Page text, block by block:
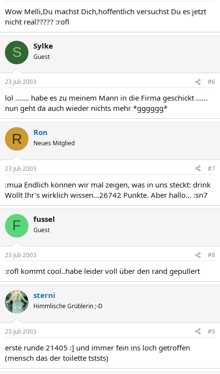
Wow Melli,Du machst Dich,hoffentlich versuchst Du es jetzt
nicht real????? :rofl
S Sylke
Guest
23 Juli 2003 #6
lol ....... habe es zu meinem Mann in die Firma geschickt ......
nun geht da auch wieder nichts mehr *gggggg*
R Ron
Neues Mitglied
23 Juli 2003 #7
:mua Endlich können wir mal zeigen, was in uns steckt: drink
Wollt Ihr's wirklich wissen...26742 Punkte. Aber hallo... :sn7
F fussel
Guest
23 Juli 2003 #8
:rofl kommt cool..habe leider voll über den rand gepullert
sterni
Himmlische Grüblerin ;-D
23 Juli 2003 #9
erste runde 21405 :] und immer fein ins loch getroffen
(mensch das der toilette tststs)